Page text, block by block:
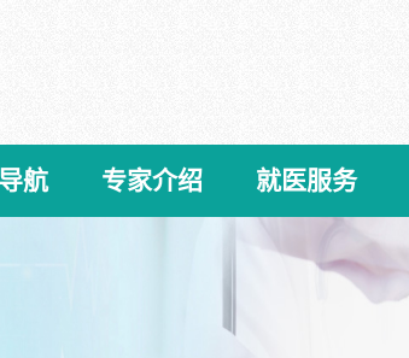
航 专家介绍 就医服务